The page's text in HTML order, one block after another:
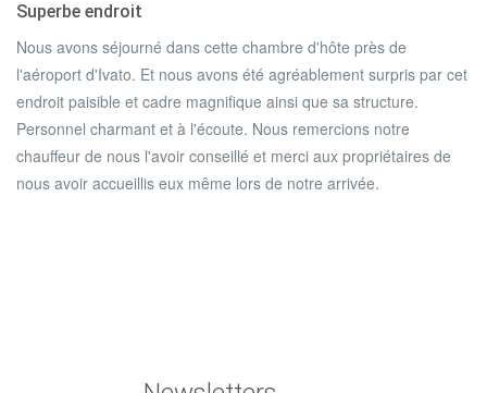
Superbe endroit
Nous avons séjourné dans cette chambre d'hôte près de
l'aéroport d'Ivato. Et nous avons été agréablement surpris par cet
endroit paisible et cadre magnifique ainsi que sa structure.
Personnel charmant et à l'écoute. Nous remercions notre
chauffeur de nous l'avoir conseillé et merci aux propriétaires de
nous avoir accueillis eux même lors de notre arrivée.